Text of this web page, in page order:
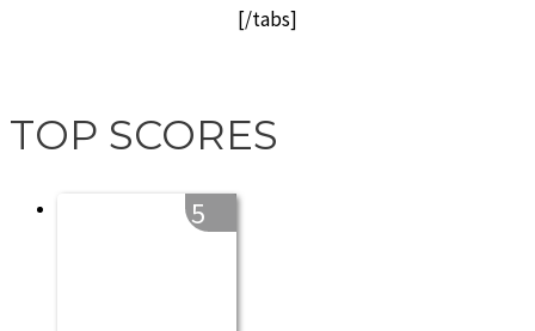
[/tabs]
TOP SCORES
5